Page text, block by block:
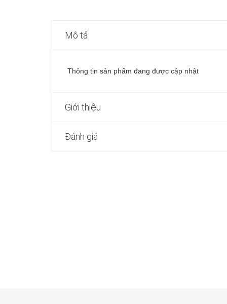
Mô tả
Thông tin sản phẩm đang được cập nhật
Giới thiệu
Đánh giá